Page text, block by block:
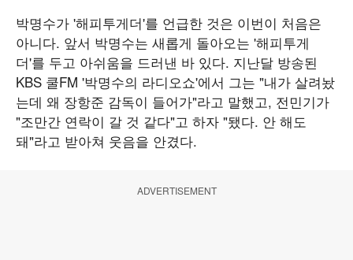
박명수가 '해피투게더'를 언급한 것은 이번이 처음은
아니다. 앞서 박명수는 새롭게 돌아오는 '해피투게
더'를 두고 아쉬움을 드러낸 바 있다. 지난달 방송된
KBS 쿨FM '박명수의 라디오쇼'에서 그는 "내가 살려놨
는데 왜 장항준 감독이 들어가"라고 말했고, 전민기가
"조만간 연락이 갈 것 같다"고 하자 "됐다. 안 해도
돼"라고 받아쳐 웃음을 안겼다.
ADVERTISEMENT